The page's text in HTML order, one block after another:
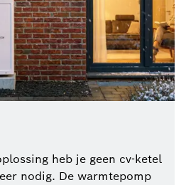
heb je geen cv-ketel
nodig. De warmtepomp